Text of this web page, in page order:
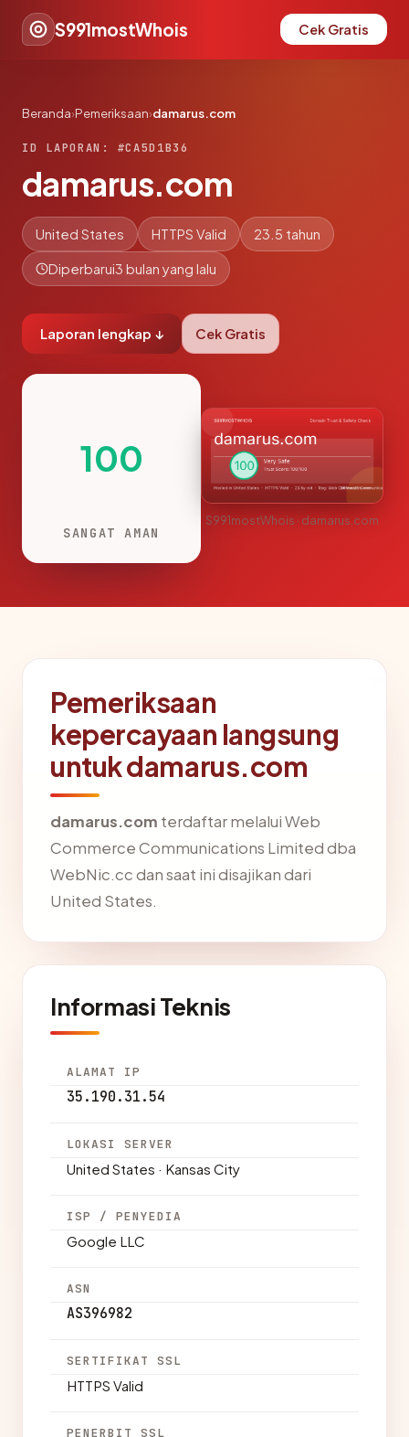
S991mostWhois Cek Gratis
Beranda›Pemeriksaan›damarus.com
ID LAPORAN: #CA5D1B36
damarus.com
United States HTTPS Valid 23.5 tahun
Diperbarui3 bulan yang lalu
Laporan lengkap ↓ Cek Gratis
100
SANGAT AMAN
S991mostWhois · damarus.com
Pemeriksaan
kepercayaan langsung
untuk damarus.com
damarus.com terdaftar melalui Web
Commerce Communications Limited dba
WebNic.cc dan saat ini disajikan dari
United States.
Informasi Teknis
ALAMAT IP
35.190.31.54
LOKASI SERVER
United States · Kansas City
ISP / PENYEDIA
Google LLC
ASN
AS396982
SERTIFIKAT SSL
HTTPS Valid
PENERBIT SSL